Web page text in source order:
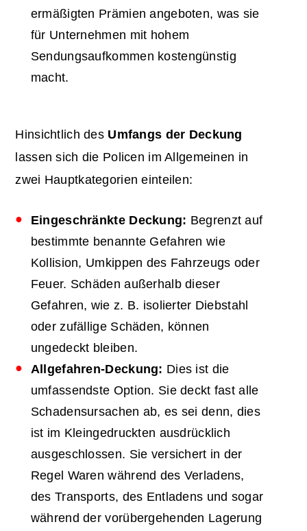
ermäßigten Prämien angeboten, was sie
für Unternehmen mit hohem
Sendungsaufkommen kostengünstig
macht.
Hinsichtlich des Umfangs der Deckung
lassen sich die Policen im Allgemeinen in
zwei Hauptkategorien einteilen:
Eingeschränkte Deckung: Begrenzt auf
bestimmte benannte Gefahren wie
Kollision, Umkippen des Fahrzeugs oder
Feuer. Schäden außerhalb dieser
Gefahren, wie z. B. isolierter Diebstahl
oder zufällige Schäden, können
ungedeckt bleiben.
Allgefahren-Deckung: Dies ist die
umfassendste Option. Sie deckt fast alle
Schadensursachen ab, es sei denn, dies
ist im Kleingedruckten ausdrücklich
ausgeschlossen. Sie versichert in der
Regel Waren während des Verladens,
des Transports, des Entladens und sogar
während der vorübergehenden Lagerung